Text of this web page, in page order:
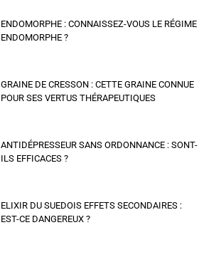
ENDOMORPHE : CONNAISSEZ-VOUS LE RÉGIME
ENDOMORPHE ?
GRAINE DE CRESSON : CETTE GRAINE CONNUE
POUR SES VERTUS THÉRAPEUTIQUES
ANTIDÉPRESSEUR SANS ORDONNANCE : SONT-
ILS EFFICACES ?
ELIXIR DU SUEDOIS EFFETS SECONDAIRES :
EST-CE DANGEREUX ?